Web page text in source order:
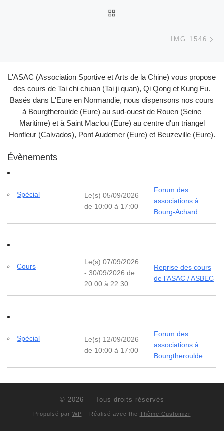
IMG 1546
L'ASAC (Association Sportive et Arts de la Chine) vous propose
des cours de Tai chi chuan (Tai ji quan), Qi Qong et Kung Fu.
Basés dans L'Eure en Normandie, nous dispensons nos cours
à Bourgtheroulde (Eure) au sud-ouest de Rouen (Seine
Maritime) et à Saint Maclou (Eure) au centre d'un triangel
Honfleur (Calvados), Pont Audemer (Eure) et Beuzeville (Eure).
Évènements
Spécial
Le(s) 05/09/2026
de 10:00 à 17:00
Forum des
associations à
Bourg-Achard
Cours
Le(s) 07/09/2026
- 30/09/2026 de
20:00 à 22:30
Reprise des cours
de l’ASAC / ASBEC
Spécial
Le(s) 12/09/2026
de 10:00 à 17:00
Forum des
associations à
Bourgtheroulde
© 2026 – Tous droits réservés
Propulsé par WP – Réalisé avec the Thème Customizr